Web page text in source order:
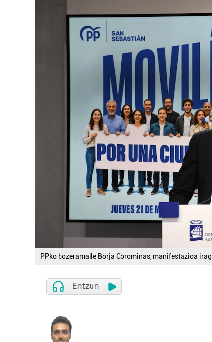
PPko bozeramaile Borja Corominas, manifestazioa